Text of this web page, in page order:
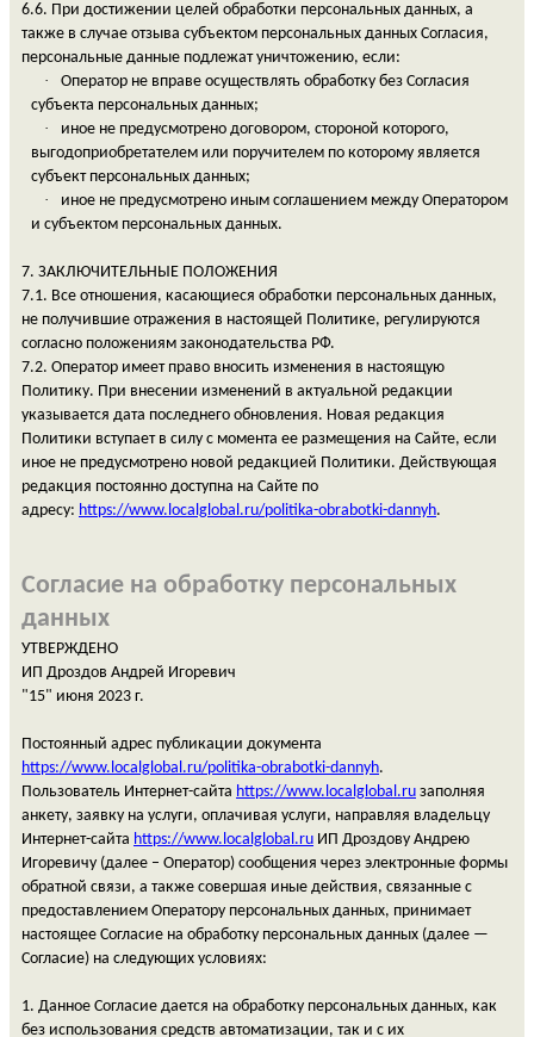
6.6. При достижении целей обработки персональных данных, а
также в случае отзыва субъектом персональных данных Согласия,
персональные данные подлежат уничтожению, если:
·
Оператор не вправе осуществлять обработку без Согласия
субъекта персональных данных;
·
иное не предусмотрено договором, стороной которого,
выгодоприобретателем или поручителем по которому является
субъект персональных данных;
·
иное не предусмотрено иным соглашением между Оператором
и субъектом персональных данных.
7. ЗАКЛЮЧИТЕЛЬНЫЕ ПОЛОЖЕНИЯ
7.1. Все отношения, касающиеся обработки персональных данных,
не получившие отражения в настоящей Политике, регулируются
согласно положениям законодательства РФ.
7.2. Оператор имеет право вносить изменения в настоящую
Политику. При внесении изменений в актуальной редакции
указывается дата последнего обновления. Новая редакция
Политики вступает в силу с момента ее размещения на Сайте, если
иное не предусмотрено новой редакцией Политики. Действующая
редакция постоянно доступна на Сайте по
адресу: https://www.localglobal.ru/politika-obrabotki-dannyh.
Согласие на обработку персональных
данных
УТВЕРЖДЕНО
ИП Дроздов Андрей Игоревич
"15" июня 2023 г.
Постоянный адрес публикации документа
https://www.localglobal.ru/politika-obrabotki-dannyh.
Пользователь Интернет-сайта https://www.localglobal.ru заполняя
анкету, заявку на услуги, оплачивая услуги, направляя владельцу
Интернет-сайта https://www.localglobal.ru ИП Дроздову Андрею
Игоревичу (далее – Оператор) сообщения через электронные формы
обратной связи, а также совершая иные действия, связанные с
предоставлением Оператору персональных данных, принимает
настоящее Согласие на обработку персональных данных (далее —
Согласие) на следующих условиях:
1. Данное Согласие дается на обработку персональных данных, как
без использования средств автоматизации, так и с их